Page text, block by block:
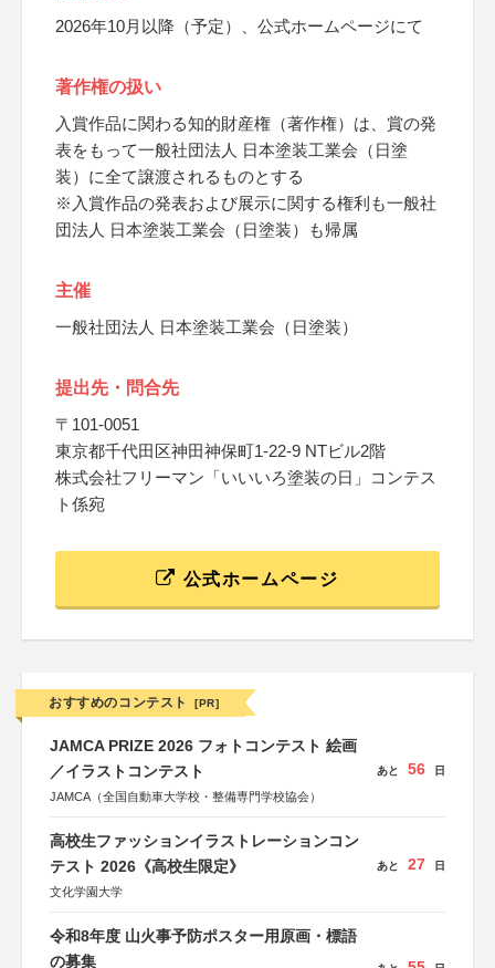
2026年10月以降（予定）、公式ホームページにて
著作権の扱い
入賞作品に関わる知的財産権（著作権）は、賞の発
表をもって一般社団法人 日本塗装工業会（日塗
装）に全て譲渡されるものとする
※入賞作品の発表および展示に関する権利も一般社
団法人 日本塗装工業会（日塗装）も帰属
主催
一般社団法人 日本塗装工業会（日塗装）
提出先・問合先
〒101-0051
東京都千代田区神田神保町1-22-9 NTビル2階
株式会社フリーマン「いいいろ塗装の日」コンテス
ト係宛
公式ホームページ
おすすめのコンテスト [PR]
JAMCA PRIZE 2026 フォトコンテスト 絵画
／イラストコンテスト
JAMCA（全国自動車大学校・整備専門学校協会）
あと 56 日
高校生ファッションイラストレーションコン
テスト 2026《高校生限定》
文化学園大学
あと 27 日
令和8年度 山火事予防ポスター用原画・標語
の募集